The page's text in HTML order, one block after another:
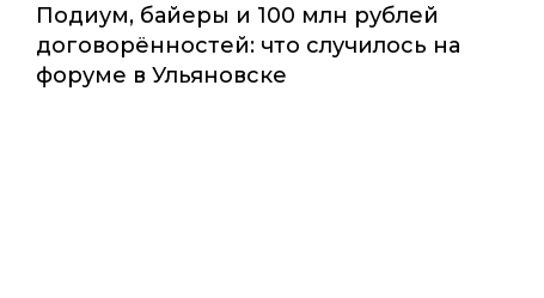
Подиум, байеры и 100 млн рублей
договорённостей: что случилось на
форуме в Ульяновске